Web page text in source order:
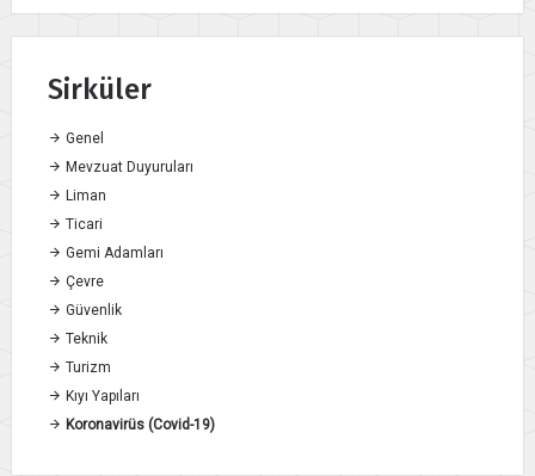
Sirküler
Genel
Mevzuat Duyuruları
Liman
Ticari
Gemi Adamları
Çevre
Güvenlik
Teknik
Turizm
Kıyı Yapıları
Koronavirüs (Covid-19)